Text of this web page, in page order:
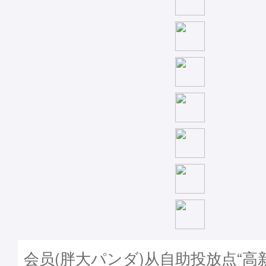
会员(胖大パンダ)从自助投放点“高